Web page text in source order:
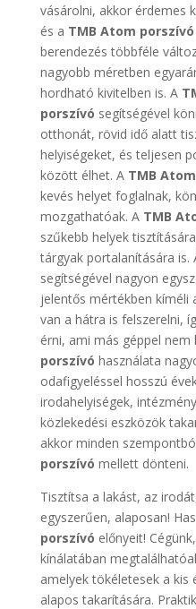
vásárolni, akkor érdemes
és a TMB Atom porszívó
berendezés többféle
nagyobb méretben
hordható kivitelben is. A
porszívó segítségével
otthonát, rövid idő alatt
helyiségeket, és teljesen
között élhet. A TMB
kevés helyet foglalnak,
mozgathatóak. A TMB
szűkebb helyek
tárgyak portalanítására is.
segítségével nagyon
jelentős mértékben kíméli
van a hátra is felszerelni,
érni, ami más géppel nem
porszívó használata
odafigyeléssel hosszú
irodahelyiségek,
közlekedési eszközök
akkor minden
porszívó mellett dönteni.
Tisztítsa a lakást, az
egyszerűen, alaposan!
porszívó előnyeit!
kínálatában
amelyek tökéletesek a
alapos takarítására.